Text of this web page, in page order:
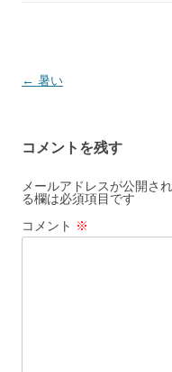
投
ビ
ゲ
ー
シ
← 暑い
コメントを残す
メールアドレスが公開さ
る欄は必須項目です
コメント ※